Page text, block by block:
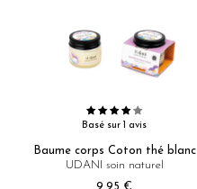
Basé sur 1 avis
Baume corps Coton thé blanc
UDANI soin naturel